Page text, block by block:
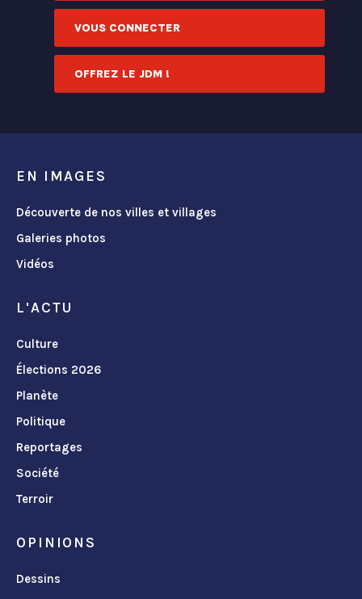
VOUS CONNECTER
OFFREZ LE JDM !
EN IMAGES
Découverte de nos villes et villages
Galeries photos
Vidéos
L'ACTU
Culture
Élections 2026
Planète
Politique
Reportages
Société
Terroir
OPINIONS
Dessins